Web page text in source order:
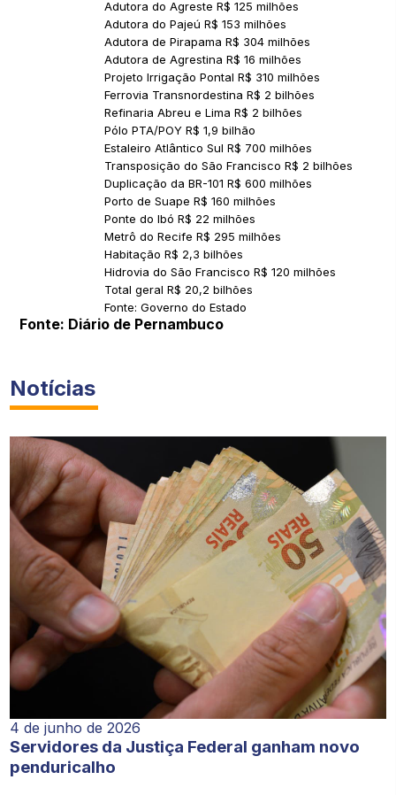
Adutora do Agreste R$ 125 milhões
Adutora do Pajeú R$ 153 milhões
Adutora de Pirapama R$ 304 milhões
Adutora de Agrestina R$ 16 milhões
Projeto Irrigação Pontal R$ 310 milhões
Ferrovia Transnordestina R$ 2 bilhões
Refinaria Abreu e Lima R$ 2 bilhões
Pólo PTA/POY R$ 1,9 bilhão
Estaleiro Atlântico Sul R$ 700 milhões
Transposição do São Francisco R$ 2 bilhões
Duplicação da BR-101 R$ 600 milhões
Porto de Suape R$ 160 milhões
Ponte do Ibó R$ 22 milhões
Metrô do Recife R$ 295 milhões
Habitação R$ 2,3 bilhões
Hidrovia do São Francisco R$ 120 milhões
Total geral R$ 20,2 bilhões
Fonte: Governo do Estado
Fonte: Diário de Pernambuco
Notícias
4 de junho de 2026
Servidores da Justiça Federal ganham novo
penduricalho